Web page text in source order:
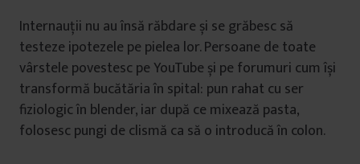
Internauții nu au însă răbdare și se grăbesc să
testeze ipotezele pe pielea lor. Persoane de toate
vârstele povestesc pe YouTube și pe forumuri cum își
transformă bucătăria în spital: pun rahat cu ser
fiziologic în blender, iar după ce mixează pasta,
folosesc pungi de clismă ca să o introducă în colon.